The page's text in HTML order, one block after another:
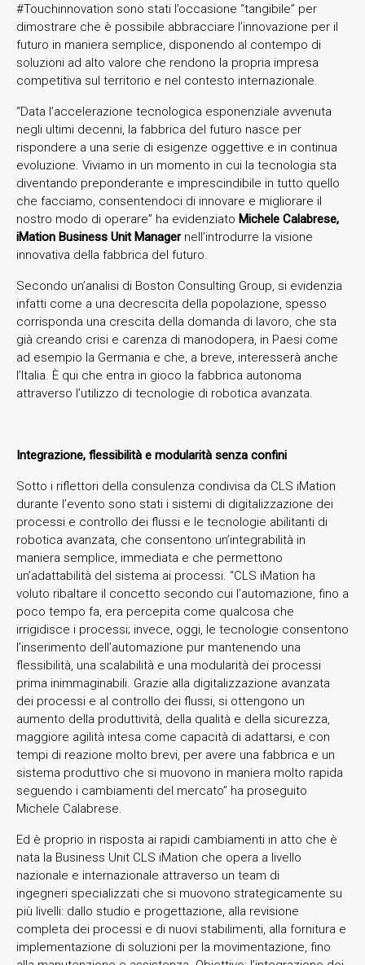
#Touchinnovation sono stati l’occasione “tangibile” per
dimostrare che è possibile abbracciare l’innovazione per il
futuro in maniera semplice, disponendo al contempo di
soluzioni ad alto valore che rendono la propria impresa
competitiva sul territorio e nel contesto internazionale.
“Data l’accelerazione tecnologica esponenziale avvenuta
negli ultimi decenni, la fabbrica del futuro nasce per
rispondere a una serie di esigenze oggettive e in continua
evoluzione. Viviamo in un momento in cui la tecnologia sta
diventando preponderante e imprescindibile in tutto quello
che facciamo, consentendoci di innovare e migliorare il
nostro modo di operare” ha evidenziato Michele Calabrese,
iMation Business Unit Managernell’introdurre la visione
innovativa della fabbrica del futuro.
Secondo un’analisi di Boston Consulting Group, si evidenzia
infatti come a una decrescita della popolazione, spesso
corrisponda una crescita della domanda di lavoro, che sta
già creando crisi e carenza di manodopera, in Paesi come
ad esempio la Germania e che, a breve, interesserà anche
l’Italia. È qui che entra in gioco la fabbrica autonoma
attraverso l’utilizzo di tecnologie di robotica avanzata.
Integrazione, flessibilità e modularità senza confini
Sotto i riflettori della consulenza condivisa da CLS iMation
durante l’evento sono stati i sistemi di digitalizzazione dei
processi e controllo dei flussi e le tecnologie abilitanti di
robotica avanzata, che consentono un’integrabilità in
maniera semplice, immediata e che permettono
un’adattabilità del sistema ai processi. “CLS iMation ha
voluto ribaltare il concetto secondo cui l’automazione, fino a
poco tempo fa, era percepita come qualcosa che
irrigidisce i processi; invece, oggi, le tecnologie consentono
l’inserimento dell’automazione pur mantenendo una
flessibilità, una scalabilità e una modularità dei processi
prima inimmaginabili. Grazie alla digitalizzazione avanzata
dei processi e al controllo dei flussi, si ottengono un
aumento della produttività, della qualità e della sicurezza,
maggiore agilità intesa come capacità di adattarsi, e con
tempi di reazione molto brevi, per avere una fabbrica e un
sistema produttivo che si muovono in maniera molto rapida
seguendo i cambiamenti del mercato” ha proseguito
Michele Calabrese.
Ed è proprio in risposta ai rapidi cambiamenti in atto che è
nata la Business Unit CLS iMation che opera a livello
nazionale e internazionale attraverso un team di
ingegneri specializzati che si muovono strategicamente su
più livelli: dallo studio e progettazione, alla revisione
completa dei processi e di nuovi stabilimenti, alla fornitura e
implementazione di soluzioni per la movimentazione, fino